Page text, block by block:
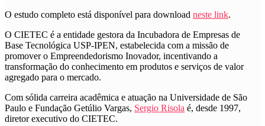
O estudo completo está disponível para download neste link.
O CIETEC é a entidade gestora da Incubadora de Empresas de
Base Tecnológica USP-IPEN, estabelecida com a missão de
promover o Empreendedorismo Inovador, incentivando a
transformação do conhecimento em produtos e serviços de valor
agregado para o mercado.
Com sólida carreira acadêmica e atuação na Universidade de São
Paulo e Fundação Getúlio Vargas, Sergio Risola é, desde 1997,
diretor executivo do CIETEC.